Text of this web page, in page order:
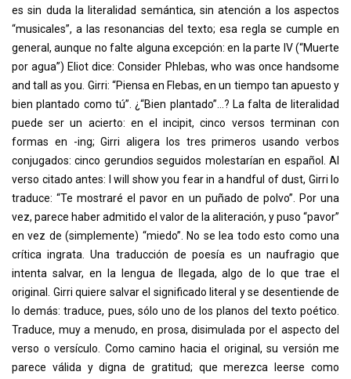
es sin duda la literalidad semántica, sin atención a los aspectos
“musicales”, a las resonancias del texto; esa regla se cumple en
general, aunque no falte alguna excepción: en la parte IV (“Muerte
por agua”) Eliot dice: Consider Phlebas, who was once handsome
and tall as you. Girri: “Piensa en Flebas, en un tiempo tan apuesto y
bien plantado como tú”. ¿“Bien plantado”...? La falta de literalidad
puede ser un acierto: en el incipit, cinco versos terminan con
formas en -ing; Girri aligera los tres primeros usando verbos
conjugados: cinco gerundios seguidos molestarían en español. Al
verso citado antes: I will show you fear in a handful of dust, Girri lo
traduce: “Te mostraré el pavor en un puñado de polvo”. Por una
vez, parece haber admitido el valor de la aliteración, y puso “pavor”
en vez de (simplemente) “miedo”. No se lea todo esto como una
crítica ingrata. Una traducción de poesía es un naufragio que
intenta salvar, en la lengua de llegada, algo de lo que trae el
original. Girri quiere salvar el significado literal y se desentiende de
lo demás: traduce, pues, sólo uno de los planos del texto poético.
Traduce, muy a menudo, en prosa, disimulada por el aspecto del
verso o versículo. Como camino hacia el original, su versión me
parece válida y digna de gratitud; que merezca leerse como